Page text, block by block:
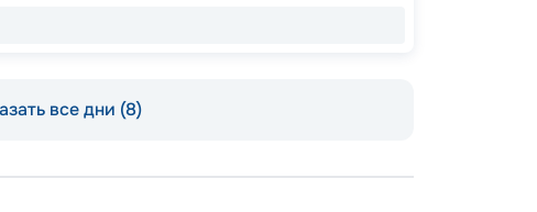
все дни (8)